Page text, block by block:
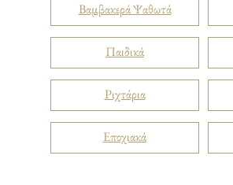
Βαμβακερά Ψαθωτά
Παιδικά
Ριχτάρια
Εποχιακά